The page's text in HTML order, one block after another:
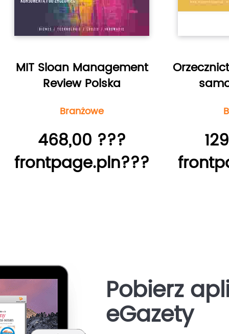
MIT Sloan Management
Review Polska
Branżowe
468,00 ???
frontpage.pln???
Pobierz
eGazety